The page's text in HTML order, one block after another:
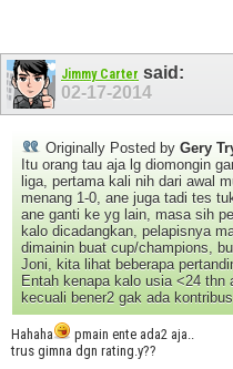
Jimmy Carter said:
02-17-2014
Originally Posted by Gery
Itu orang tau aja lg diomongin
liga, pertama kali nih dari awal
menang 1-0, ane juga tadi tes
ane ganti ke yg lain, masa sih
kalo dicadangkan, pelapisnya
dimainin buat cup/champions,
Joni, kita lihat beberapa
Entah kenapa kalo usia <24 thn
kecuali bener2 gak ada
Hahaha
pmain ente ada2 aja..
trus gimna dgn rating.y??